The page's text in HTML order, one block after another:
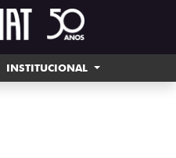
INSTITUCIONAL